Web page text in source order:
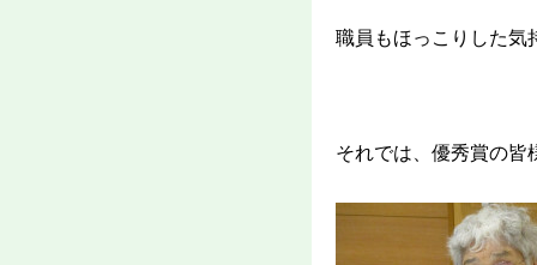
職員もほっこりした気
それでは、優秀賞の皆